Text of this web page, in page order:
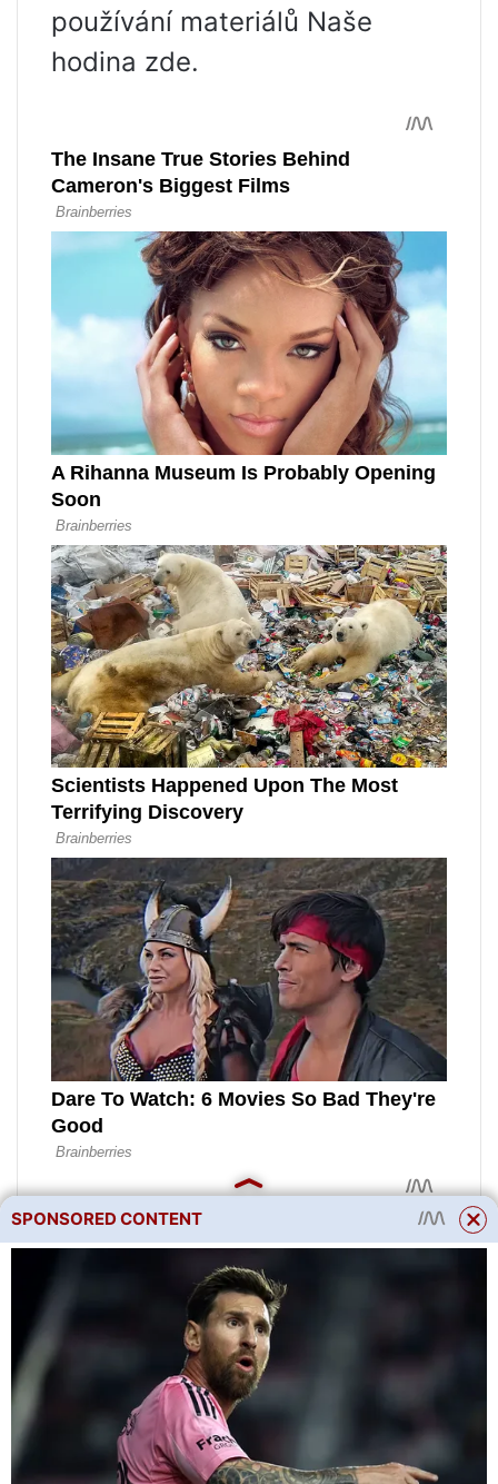
používání materiálů Naše
hodina zde.
SPONSORED CONTENT